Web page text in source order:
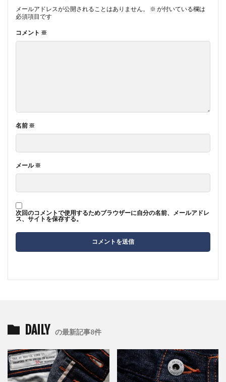
メールアドレスが公開されることはありません。 ※ が付いている欄は
必須項目です
コメント ※
名前 ※
メール※
次回のコメントで使用するためブラウザーに自分の名前、メールアドレ
ス、サイトを保存する。
DAILY の最新記事8件